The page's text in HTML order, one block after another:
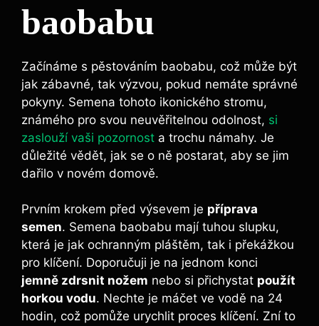
baobabu
Začínáme s pěstováním baobabu, což může být
jak zábavné, tak výzvou, pokud nemáte správné
pokyny. Semena tohoto ikonického stromu,
známého pro svou neuvěřitelnou odolnost, si
zaslouží vaši pozornost a trochu námahy. Je
důležité vědět, jak se o ně postarat, aby se jim
dařilo v novém domově.
Prvním krokem před výsevem je příprava
semen. Semena baobabu mají tuhou slupku,
která je jak ochranným pláštěm, tak i překážkou
pro klíčení. Doporučuji je na jednom konci
jemně zdrsnit nožem nebo si přichystat použít
horkou vodu. Nechte je máčet ve vodě na 24
hodin, což pomůže urychlit proces klíčení. Zní to